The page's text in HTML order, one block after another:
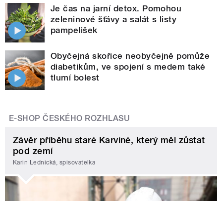
Je čas na jarní detox. Pomohou
zeleninové šťávy a salát s listy
pampelišek
Obyčejná skořice neobyčejně pomůže
diabetikům, ve spojení s medem také
tlumí bolest
E-SHOP ČESKÉHO ROZHLASU
Závěr příběhu staré Karviné, který měl zůstat
pod zemí
Karin Lednická, spisovatelka